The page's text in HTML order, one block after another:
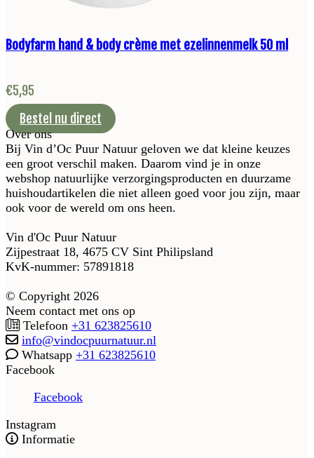
Bodyfarm hand & body crème met ezelinnenmelk 50 ml
€5,95
Bestel nu direct
Over ons
Bij Vin d’Oc Puur Natuur geloven we dat kleine keuzes
een groot verschil maken. Daarom vind je in onze
webshop natuurlijke verzorgingsproducten en duurzame
huishoudartikelen die niet alleen goed voor jou zijn, maar
ook voor de wereld om ons heen.
Vin d'Oc Puur Natuur
Zijpestraat 18, 4675 CV Sint Philipsland
KvK-nummer: 57891818
© Copyright 2026
Neem contact met ons op
Telefoon +31 623825610
info@vindocpuurnatuur.nl
Whatsapp +31 623825610
Facebook
Facebook
Instagram
Informatie